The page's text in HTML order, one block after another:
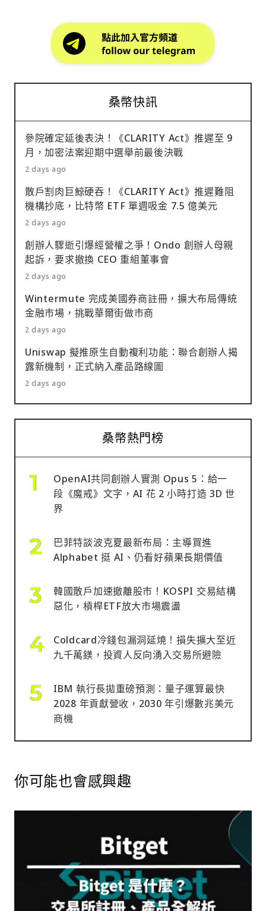
桑幣快訊
參院確定延後表決！《CLARITY Act》推遲至 9
月，加密法案迎期中選舉前最後決戰
2 days ago
散戶割肉巨鯨硬吞！《CLARITY Act》推遲難阻
機構抄底，比特幣 ETF 單週吸金 7.5 億美元
2 days ago
創辦人驟逝引爆經營權之爭！Ondo 創辦人母親
起訴，要求撤換 CEO 重組董事會
2 days ago
Wintermute 完成美國券商註冊，擴大布局傳統
金融市場，挑戰華爾街做市商
2 days ago
Uniswap 擬推原生自動複利功能：聯合創辦人揭
露新機制，正式納入產品路線圖
2 days ago
桑幣熱門榜
OpenAI共同創辦人實測 Opus 5：給一
段《魔戒》文字，AI 花 2 小時打造 3D 世
界
巴菲特談波克夏最新布局：主導買進
Alphabet 挺 AI、仍看好蘋果長期價值
韓國散戶加速撤離股市！KOSPI 交易結構
惡化，槓桿ETF放大市場震盪
Coldcard冷錢包漏洞延燒！損失擴大至近
九千萬鎂，投資人反向湧入交易所避險
IBM 執行長拋重磅預測：量子運算最快
2028 年貢獻營收，2030 年引爆數兆美元
商機
你可能也會感興趣